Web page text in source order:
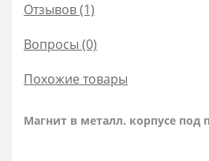
Отзывов (1)
Вопросы (0)
Похожие товары
Магнит в металл. корпусе под